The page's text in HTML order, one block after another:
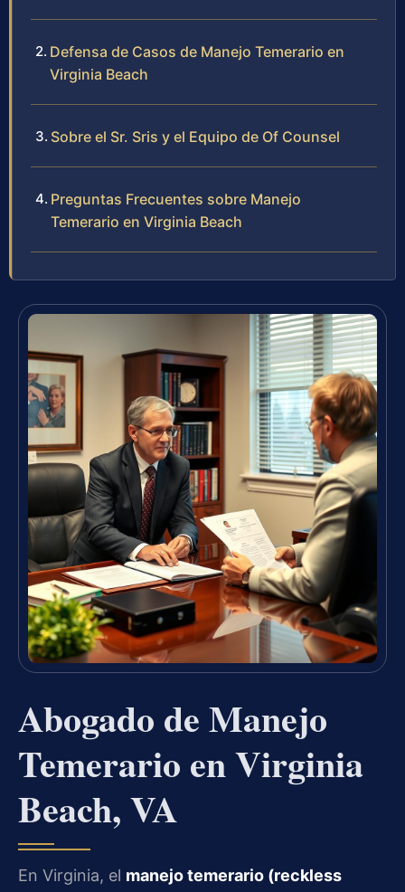
Defensa de Casos de Manejo Temerario en
Virginia Beach
Sobre el Sr. Sris y el Equipo de Of Counsel
Preguntas Frecuentes sobre Manejo
Temerario en Virginia Beach
Abogado de Manejo
Temerario en Virginia
Beach, VA
En Virginia, el manejo temerario (reckless